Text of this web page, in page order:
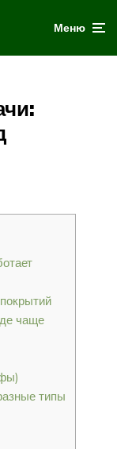
Меню
чаще
типы